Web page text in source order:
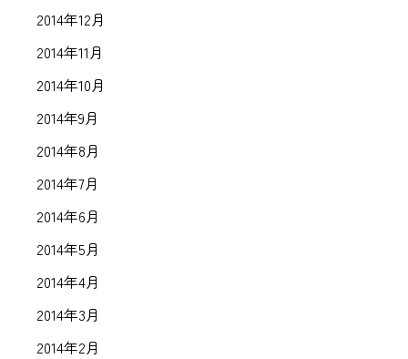
2014年12月
2014年11月
2014年10月
2014年9月
2014年8月
2014年7月
2014年6月
2014年5月
2014年4月
2014年3月
2014年2月